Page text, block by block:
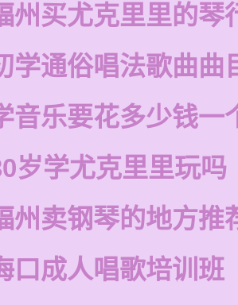
州买尤克里里的琴
学通俗唱法歌曲曲
音乐要花多少钱一
岁学尤克里里玩吗
州卖钢琴的地方推
口成人唱歌培训班